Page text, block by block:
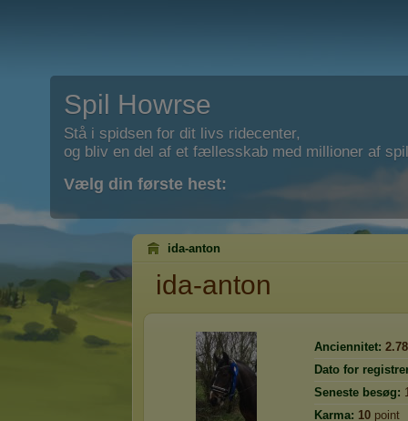
Spil Howrse
Stå i spidsen for dit livs ridecenter,
og bliv en del af et fællesskab med millioner af
Vælg din første hest:
ida-anton
ida-anton
Anciennitet:
Dato for
Seneste besøg:
Karma: 10 point